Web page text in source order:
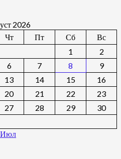
2026
Чт Пт Сб
Вс
1
2
6 7 8
9
13 14 15
16
20 21 22
23
27 28 29
30
Июл